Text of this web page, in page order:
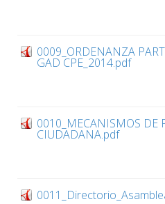
0009_ORDENANZA
GAD CPE_2014.pdf
0010_MECANISMOS DE
CIUDADANA.pdf